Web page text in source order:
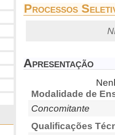
Processos
Apresentação
Modalidade de
Concomitante
Qualificações